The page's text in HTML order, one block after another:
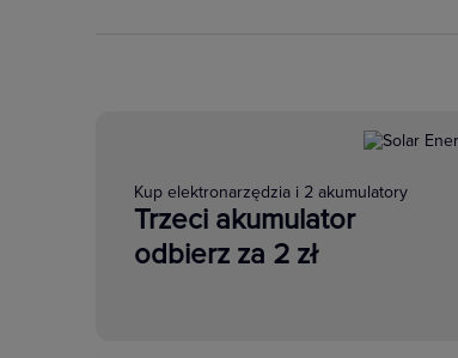
Kup elektronarzędzia i 2 akumulatory
Trzeci akumulator
odbierz za 2 zł